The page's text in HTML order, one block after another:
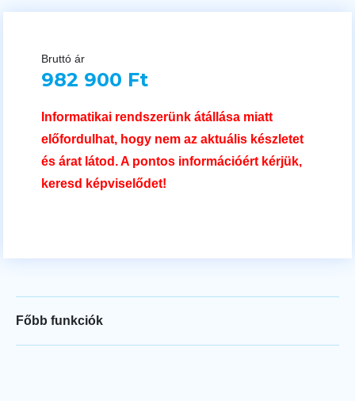
Bruttó ár
982 900 Ft
Informatikai rendszerünk átállása miatt
előfordulhat, hogy nem az aktuális készletet
és árat látod. A pontos információért kérjük,
keresd képviselődet!
Főbb funkciók